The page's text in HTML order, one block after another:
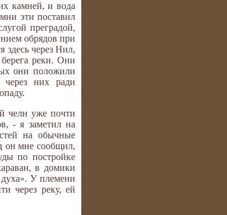
камней, и вода
эти поставил
преградой,
обрядов при
здесь через Нил,
реки. Они
они положили
через них ради
челн уже почти
- я заметил на
на обычные
он мне сообщил,
по постройке
в домики
У племени
через реку, ей